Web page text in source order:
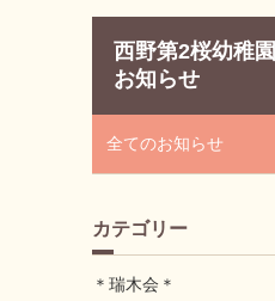
西野第2桜幼稚園
お知らせ
全てのお知らせ
カテゴリー
＊瑞木会＊